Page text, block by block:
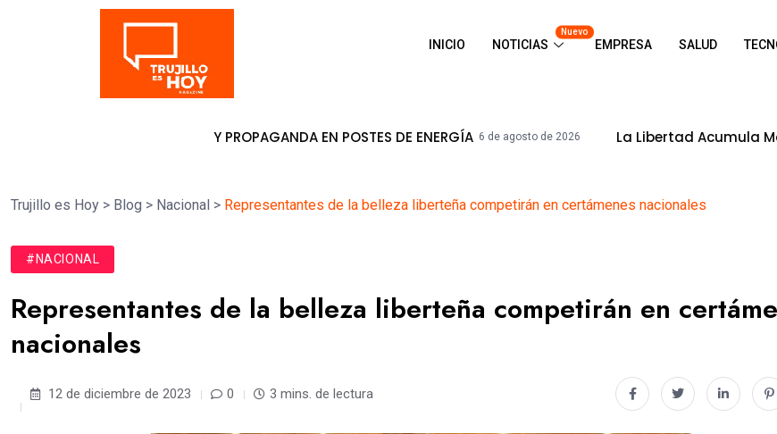
INICIO NOTICIAS
Nuevo
EMPRESA SALUD
PANCARTAS Y PROPAGANDA EN POSTES DE ENERGÍA 6 de agosto de 2026 La Libertad Acumula Más De S/
Trujillo es Hoy > Blog > Nacional > Representantes de la belleza liberteña competirán en certámenes nacionales
#NACIONAL
Representantes de la belleza liberteña competirán en
nacionales
12 de diciembre de 2023 0 3 mins. de lectura